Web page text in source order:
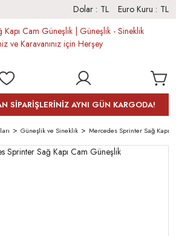
Dolar : TL Euro Kuru : TL
SİPARİŞLERİNİZ AYNI GÜN KARGODA!
Güneşlik ve Sineklik Mercedes Sprinter Sağ Kapı